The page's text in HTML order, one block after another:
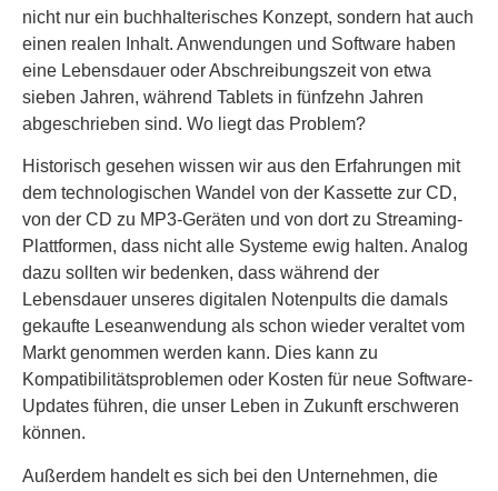
nicht nur ein buchhalterisches Konzept, sondern hat auch
einen realen Inhalt. Anwendungen und Software haben
eine Lebensdauer oder Abschreibungszeit von etwa
sieben Jahren, während Tablets in fünfzehn Jahren
abgeschrieben sind. Wo liegt das Problem?
Historisch gesehen wissen wir aus den Erfahrungen mit
dem technologischen Wandel von der Kassette zur CD,
von der CD zu MP3-Geräten und von dort zu Streaming-
Plattformen, dass nicht alle Systeme ewig halten. Analog
dazu sollten wir bedenken, dass während der
Lebensdauer unseres digitalen Notenpults die damals
gekaufte Leseanwendung als schon wieder veraltet vom
Markt genommen werden kann. Dies kann zu
Kompatibilitätsproblemen oder Kosten für neue Software-
Updates führen, die unser Leben in Zukunft erschweren
können.
Außerdem handelt es sich bei den Unternehmen, die